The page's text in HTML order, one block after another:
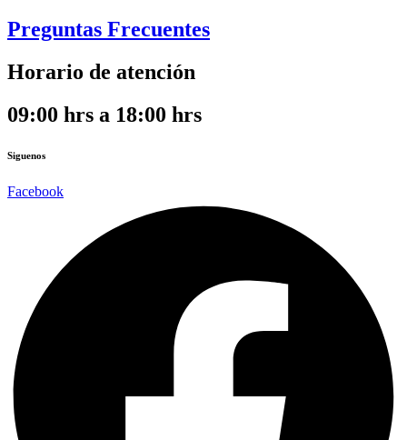
Preguntas Frecuentes
Horario de atención
09:00 hrs a 18:00 hrs
Siguenos
Facebook